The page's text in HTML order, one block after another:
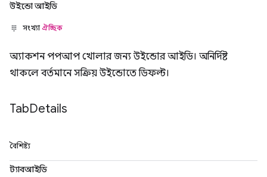
উইন্ডো আইডি
সংখ্যাঐচ্ছিক
অ্যাকশন পপআপ খোলার জন্য উইন্ডোর আইডি। অনির্দিষ্ট
থাকলে বর্তমানে সক্রিয় উইন্ডোতে ডিফল্ট।
TabDetails
বৈশিষ্ট্য
ট্যাবআইডি